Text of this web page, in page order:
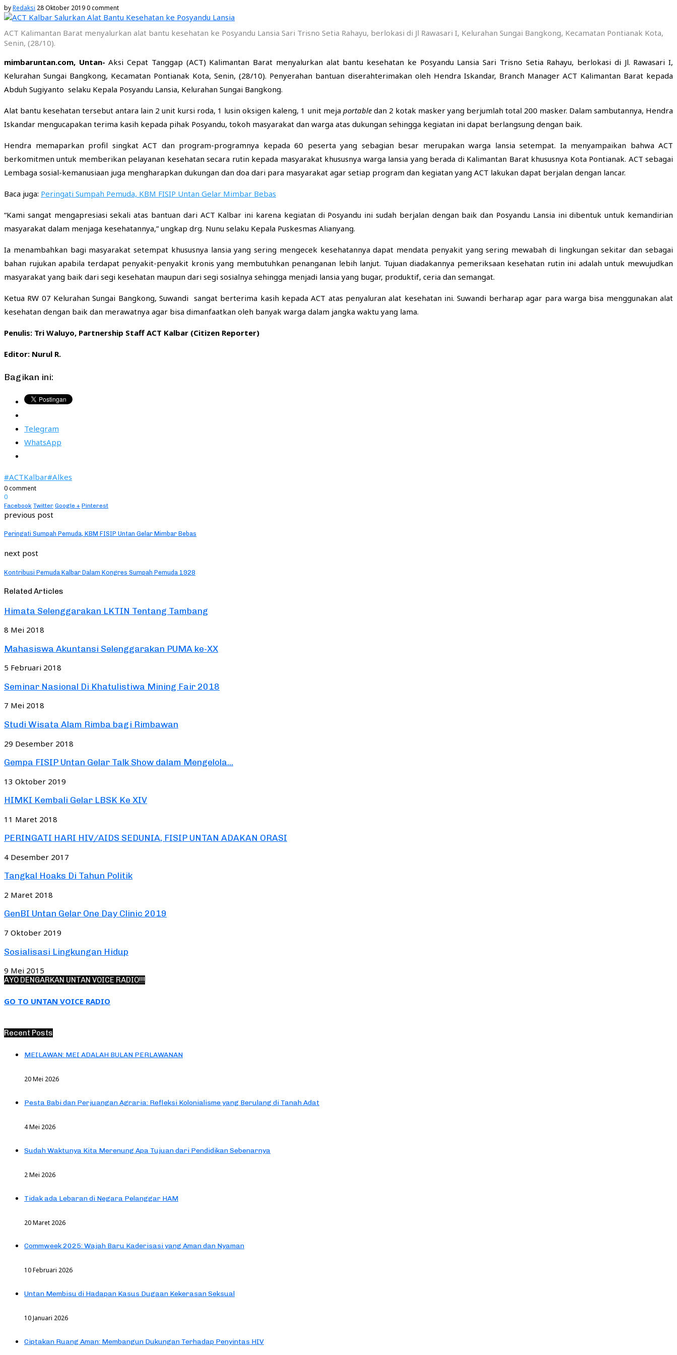
byRedaksi 28 Oktober 20190 comment
ACT Kalimantan Barat menyalurkan alat bantu kesehatan ke Posyandu Lansia Sari Trisno Setia Rahayu, berlokasi di Jl Rawasari I, Kelurahan Sungai Bangkong, Kecamatan Pontianak Kota,
Senin, (28/10).
mimbaruntan.com, Untan-Aksi Cepat Tanggap (ACT) Kalimantan Barat menyalurkan alat bantu kesehatan ke Posyandu Lansia Sari Trisno Setia Rahayu, berlokasi di Jl. Rawasari I,
Kelurahan Sungai Bangkong, Kecamatan Pontianak Kota, Senin, (28/10). Penyerahan bantuan diserahterimakan oleh Hendra Iskandar, Branch Manager ACT Kalimantan Barat kepada
Abduh Sugiyanto selaku Kepala Posyandu Lansia, Kelurahan Sungai Bangkong.
Alat bantu kesehatan tersebut antara lain 2 unit kursi roda, 1 lusin oksigen kaleng, 1 unit meja portabledan 2 kotak masker yang berjumlah total 200 masker. Dalam sambutannya, Hendra
Iskandar mengucapakan terima kasih kepada pihak Posyandu, tokoh masyarakat dan warga atas dukungan sehingga kegiatan ini dapat berlangsung dengan baik.
Hendra memaparkan profil singkat ACT dan program-programnya kepada 60 peserta yang sebagian besar merupakan warga lansia setempat. Ia menyampaikan bahwa ACT
berkomitmen untuk memberikan pelayanan kesehatan secara rutin kepada masyarakat khususnya warga lansia yang berada di Kalimantan Barat khususnya Kota Pontianak. ACT sebagai
Lembaga sosial-kemanusiaan juga mengharapkan dukungan dan doa dari para masyarakat agar setiap program dan kegiatan yang ACT lakukan dapat berjalan dengan lancar.
Baca juga: Peringati Sumpah Pemuda, KBM FISIP Untan Gelar Mimbar Bebas
“Kami sangat mengapresiasi sekali atas bantuan dari ACT Kalbar ini karena kegiatan di Posyandu ini sudah berjalan dengan baik dan Posyandu Lansia ini dibentuk untuk kemandirian
masyarakat dalam menjaga kesehatannya,” ungkap drg. Nunu selaku Kepala Puskesmas Alianyang.
Ia menambahkan bagi masyarakat setempat khususnya lansia yang sering mengecek kesehatannya dapat mendata penyakit yang sering mewabah di lingkungan sekitar dan sebagai
bahan rujukan apabila terdapat penyakit-penyakit kronis yang membutuhkan penanganan lebih lanjut. Tujuan diadakannya pemeriksaan kesehatan rutin ini adalah untuk mewujudkan
masyarakat yang baik dari segi kesehatan maupun dari segi sosialnya sehingga menjadi lansia yang bugar, produktif, ceria dan semangat.
Ketua RW 07 Kelurahan Sungai Bangkong, Suwandi sangat berterima kasih kepada ACT atas penyaluran alat kesehatan ini. Suwandi berharap agar para warga bisa menggunakan alat
kesehatan dengan baik dan merawatnya agar bisa dimanfaatkan oleh banyak warga dalam jangka waktu yang lama.
Penulis: Tri Waluyo, Partnership Staff ACT Kalbar (Citizen Reporter)
Editor: Nurul R.
Bagikan ini:
Telegram
WhatsApp
#ACTKalbar#Alkes
0 comment
0
Facebook Twitter Google + Pinterest
previous post
Peringati Sumpah Pemuda, KBM FISIP Untan Gelar Mimbar Bebas
next post
Kontribusi Pemuda Kalbar Dalam Kongres Sumpah Pemuda 1928
Related Articles
Himata Selenggarakan LKTIN Tentang Tambang
8 Mei 2018
Mahasiswa Akuntansi Selenggarakan PUMA ke-XX
5 Februari 2018
Seminar Nasional Di Khatulistiwa Mining Fair 2018
7 Mei 2018
Studi Wisata Alam Rimba bagi Rimbawan
29 Desember 2018
Gempa FISIP Untan Gelar Talk Show dalam Mengelola...
13 Oktober 2019
HIMKI Kembali Gelar LBSK Ke XIV
11 Maret 2018
PERINGATI HARI HIV/AIDS SEDUNIA, FISIP UNTAN ADAKAN ORASI
4 Desember 2017
Tangkal Hoaks Di Tahun Politik
2 Maret 2018
GenBI Untan Gelar One Day Clinic 2019
7 Oktober 2019
Sosialisasi Lingkungan Hidup
9 Mei 2015
AYO DENGARKAN UNTAN VOICE RADIO!!!
GO TO UNTAN VOICE RADIO
Recent Posts
MEILAWAN: MEI ADALAH BULAN PERLAWANAN
20 Mei 2026
Pesta Babi dan Perjuangan Agraria: Refleksi Kolonialisme yang Berulang di Tanah Adat
4 Mei 2026
Sudah Waktunya Kita Merenung Apa Tujuan dari Pendidikan Sebenarnya
2 Mei 2026
Tidak ada Lebaran di Negara Pelanggar HAM
20 Maret 2026
Commweek 2025: Wajah Baru Kaderisasi yang Aman dan Nyaman
10 Februari 2026
Untan Membisu di Hadapan Kasus Dugaan Kekerasan Seksual
10 Januari 2026
Ciptakan Ruang Aman: Membangun Dukungan Terhadap Penyintas HIV